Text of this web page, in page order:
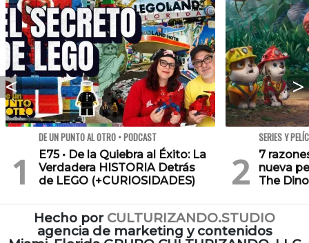
DE UN PUNTO AL OTRO • PODCAST
E75 • De la Quiebra al Éxito: La
Verdadera HISTORIA Detrás
de LEGO (+CURIOSIDADES)
SERIES Y
7
nueva
The
Hecho por CULTURIZANDO.STUDIO
agencia de marketing y contenidos